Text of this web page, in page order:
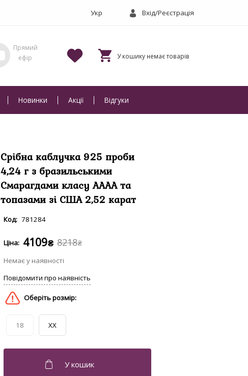
Вхід/Реєстрація
Новинки Акції Відгуки
Срібна каблучка 925 проби
4,24 г з бразильськими
Смарагдами класу АААА та
топазами зі США 2,52 карат
781284
8218₴
4109₴
18 XX